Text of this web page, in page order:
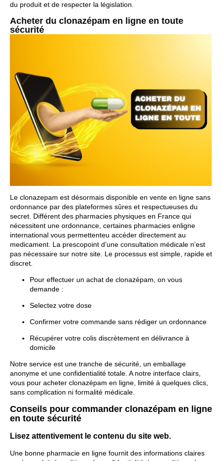
du produit et de respecter la législation.
Acheter du clonazépam en ligne en toute
sécurité
Le clonazepam est désormais disponible en vente en ligne sans
ordonnance par des plateformes sûres et respectueuses du
secret. Différent des pharmacies physiques en France qui
nécessitent une ordonnance, certaines pharmacies enligne
international vous permettenteu accéder directement au
medicament. La prescopoint d’une consultation médicale n’est
pas nécessaire sur notre site. Le processus est simple, rapide et
discret.
Pour effectuer un achat de clonazépam, on vous
demande :
Selectez votre dose
Confirmer votre commande sans rédiger un ordonnance
Récupérer votre colis discrètement en délivrance à
domicile
Notre service est une tranche de sécurité, un emballage
anonyme et une confidentialité totale. A notre interface clairs,
vous pour acheter clonazépam en ligne, limité à quelques clics,
sans complication ni formalité médicale.
Conseils pour commander clonazépam en ligne
en toute sécurité
Lisez attentivement le contenu du site web.
Une bonne pharmacie en ligne fournit des informations claires